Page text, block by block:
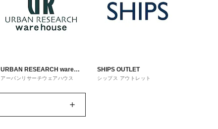
URBAN RESEARCH ware
house
アーバンリサーチウェアハウス
SHIPS OUTLET
シップス アウトレット